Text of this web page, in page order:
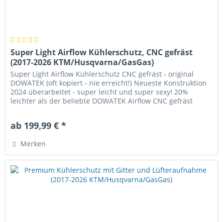
Super Light Airflow Kühlerschutz, CNC gefräst
(2017-2026 KTM/Husqvarna/GasGas)
Super Light Airflow Kühlerschutz CNC gefräst - original
DOWATEK (oft kopiert - nie erreicht!) Neueste Konstruktion
2024 überarbeitet - super leicht und super sexy! 20%
leichter als der beliebte DOWATEK Airflow CNC gefräst
ab 199,99 € *
Merken